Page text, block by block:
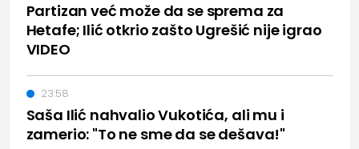
Partizan već može da se sprema za
Hetafe; Ilić otkrio zašto Ugrešić nije igrao
VIDEO
Saša Ilić nahvalio Vukotića, ali mu i
zamerio: "To ne sme da se dešava!"
23:58